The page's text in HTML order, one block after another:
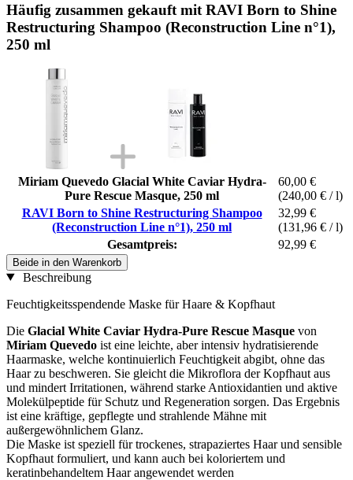
Häufig zusammen gekauft mit RAVI Born to Shine
Restructuring Shampoo (Reconstruction Line n°1),
250 ml
Miriam Quevedo Glacial White Caviar Hydra-
Pure Rescue Masque, 250 ml
60,00 €
(240,00 € / l)
RAVI Born to Shine Restructuring Shampoo
(Reconstruction Line n°1), 250 ml
32,99 €
(131,96 € / l)
Gesamtpreis:
92,99 €
Beide in den Warenkorb
Beschreibung
Feuchtigkeitsspendende Maske für Haare & Kopfhaut
Die Glacial White Caviar Hydra-Pure Rescue Masque von
Miriam Quevedo ist eine leichte, aber intensiv hydratisierende
Haarmaske, welche kontinuierlich Feuchtigkeit abgibt, ohne das
Haar zu beschweren. Sie gleicht die Mikroflora der Kopfhaut aus
und mindert Irritationen, während starke Antioxidantien und aktive
Molekülpeptide für Schutz und Regeneration sorgen. Das Ergebnis
ist eine kräftige, gepflegte und strahlende Mähne mit
außergewöhnlichem Glanz.
Die Maske ist speziell für trockenes, strapaziertes Haar und sensible
Kopfhaut formuliert, und kann auch bei koloriertem und
keratinbehandeltem Haar angewendet werden